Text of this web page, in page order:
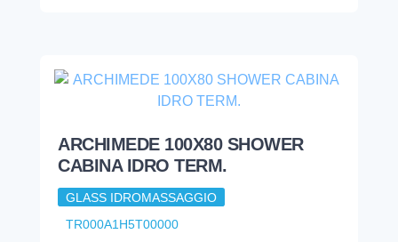
ARCHIMEDE 100X80 SHOWER
CABINA IDRO TERM.
GLASS IDROMASSAGGIO
TR000A1H5T00000